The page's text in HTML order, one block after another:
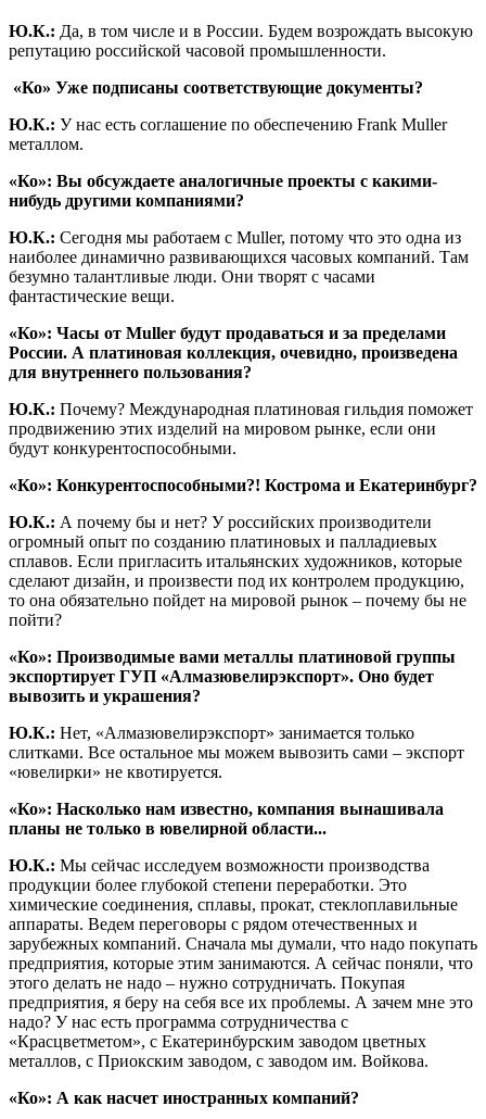
Ю.К.: Да, в том числе и в России. Будем возрождать высокую
репутацию российской часовой промышленности.
«Ко» Уже подписаны соответствующие документы?
Ю.К.: У нас есть соглашение по обеспечению Frank Muller
металлом.
«Ко»: Вы обсуждаете аналогичные проекты с какими-
нибудь другими компаниями?
Ю.К.: Сегодня мы работаем с Muller, потому что это одна из
наиболее динамично развивающихся часовых компаний. Там
безумно талантливые люди. Они творят с часами
фантастические вещи.
«Ко»: Часы от Muller будут продаваться и за пределами
России. А платиновая коллекция, очевидно, произведена
для внутреннего пользования?
Ю.К.: Почему? Международная платиновая гильдия поможет
продвижению этих изделий на мировом рынке, если они
будут конкурентоспособными.
«Ко»: Конкурентоспособными?! Кострома и Екатеринбург?
Ю.К.: А почему бы и нет? У российских производители
огромный опыт по созданию платиновых и палладиевых
сплавов. Если пригласить итальянских художников, которые
сделают дизайн, и произвести под их контролем продукцию,
то она обязательно пойдет на мировой рынок – почему бы не
пойти?
«Ко»: Производимые вами металлы платиновой группы
экспортирует ГУП «Алмазювелирэкспорт». Оно будет
вывозить и украшения?
Ю.К.: Нет, «Алмазювелирэкспорт» занимается только
слитками. Все остальное мы можем вывозить сами – экспорт
«ювелирки» не квотируется.
«Ко»: Насколько нам известно, компания вынашивала
планы не только в ювелирной области...
Ю.К.: Мы сейчас исследуем возможности производства
продукции более глубокой степени переработки. Это
химические соединения, сплавы, прокат, стеклоплавильные
аппараты. Ведем переговоры с рядом отечественных и
зарубежных компаний. Сначала мы думали, что надо покупать
предприятия, которые этим занимаются. А сейчас поняли, что
этого делать не надо – нужно сотрудничать. Покупая
предприятия, я беру на себя все их проблемы. А зачем мне это
надо? У нас есть программа сотрудничества с
«Красцветметом», с Екатеринбурским заводом цветных
металлов, с Приокским заводом, с заводом им. Войкова.
«Ко»: А как насчет иностранных компаний?